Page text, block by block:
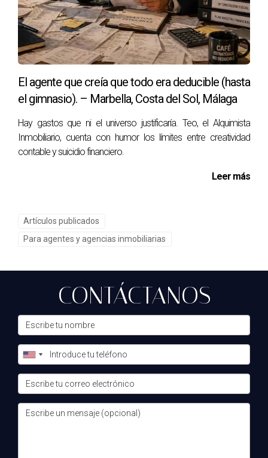
contenido es orientativo. Consulta expertos cualificados
antes de tomar decisiones importantes sobre inversiones
inmobiliarias. Etiquetas SEO: compra obra nueva Costa del
Sol, inversiones inmobiliarias Marbella, propiedades Málaga
nuevas.
El agente que creía que todo era deducible (hasta
el gimnasio). – Marbella, Costa del Sol, Málaga
Hay gastos que ni el universo justificaría. Teo, el Alquimista
Inmobiliario, cuenta con humor los límites entre creatividad
contable y suicidio financiero.
Leer más
Artículos publicados
Para agentes y agencias inmobiliarias
CONTÁCTANOS